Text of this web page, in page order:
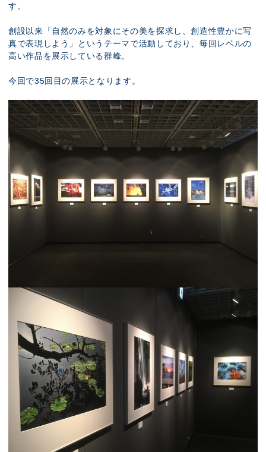
す。
創設以来「自然のみを対象にその美を探求し、創造性豊かに写
真で表現しよう」というテーマで活動しており、毎回レベルの
高い作品を展示している群峰。
今回で35回目の展示となります。